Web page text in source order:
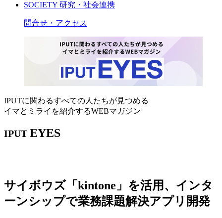
SOCIETY 研究・社会連携
問合せ・アクセス
IPUTに関わるすべての人たちが見つめる
イマとミライを紹介するWEBマガジン
IPUT EYES
サイボウズ「kintone」を活用、インタ
ーンシップで業務課題解決アプリ開発